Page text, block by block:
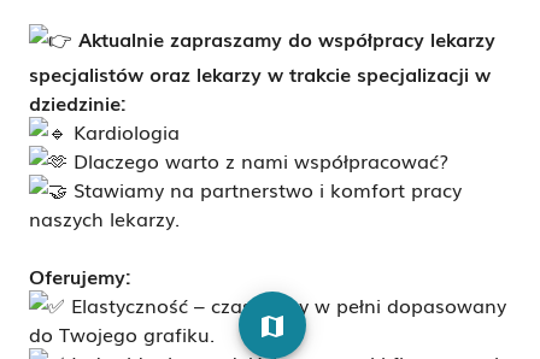
Aktualnie zapraszamy do współpracy lekarzy
specjalistów oraz lekarzy w trakcie specjalizacji w
dziedzinie:
Kardiologia
Dlaczego warto z nami współpracować?
Stawiamy na partnerstwo i komfort pracy
naszych lekarzy.
Oferujemy:
Elastyczność – czas pracy w pełni dopasowany
do Twojego grafiku.
map